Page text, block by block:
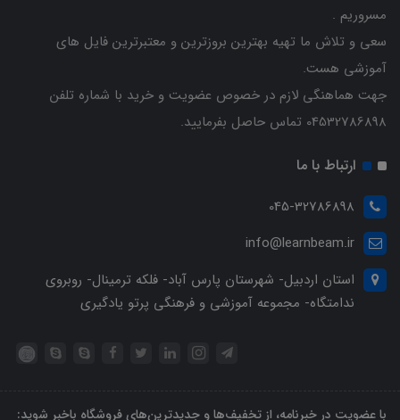
مسروریم .
سعی و تلاش ما تهیه بهترین بروزترین و معتبرترین فایل های
آموزشی هست.
جهت هماهنگی لازم در خصوص عضویت و خرید با شماره تلفن
04532786898 تماس حاصل بفرمایید.
ارتباط با ما
045-32786898
info@learnbeam.ir
استان اردبیل- شهرستان پارس آباد- فلکه ترمینال- روبروی
ندامتگاه- مجموعه آموزشی و فرهنگی پرتو یادگیری
با عضویت در خبرنامه، از تخفیف‌ها و جدیدترین‌های فروشگاه باخبر شوید: